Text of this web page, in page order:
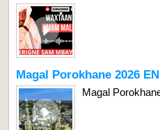
Magal Porokhane 2026
Magal